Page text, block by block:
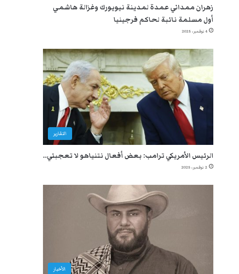
زهران ممداني عمدة لمدينة نيويورك وغزالة هاشمي
أول مسلمة نائبة لحاكم فرجينيا
4 نوفمبر، 2025
التقارير
الرئيس الأمريكي ترامب: بعض أفعال نتنياهو لا تعجبني..
2 نوفمبر، 2025
الأخبار